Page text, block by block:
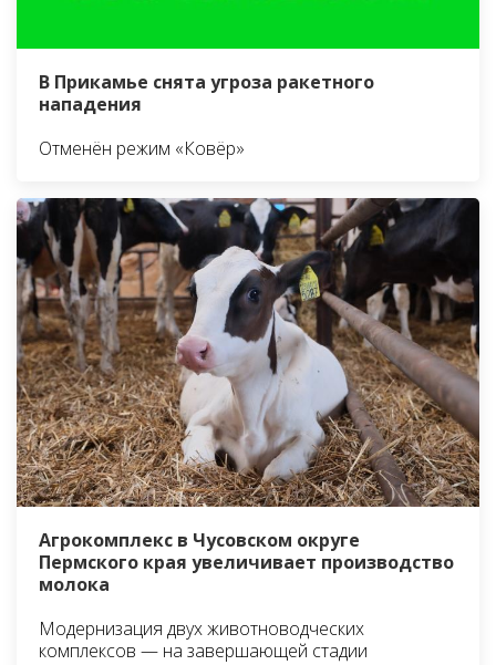
В Прикамье снята угроза ракетного
нападения
Отменён режим «Ковёр»
Агрокомплекс в Чусовском округе
Пермского края увеличивает производство
молока
Модернизация двух животноводческих
комплексов — на завершающей стадии